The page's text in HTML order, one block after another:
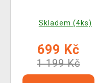
Skladem (4ks)
699 Kč
1 199 Kč